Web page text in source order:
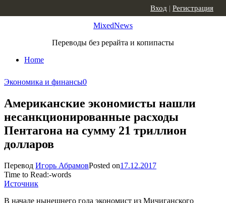
MixedNews
Переводы без рерайта и копипасты
Home
Вход | Регистрация
Экономика и финансы0
Американские экономисты нашли
несанкционированные расходы
Пентагона на сумму 21 триллион
долларов
Перевод Игорь АбрамовPosted on17.12.2017
Time to Read:-words
Источник
В начале нынешнего года экономист из Мичиганского